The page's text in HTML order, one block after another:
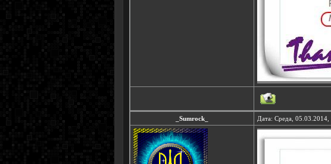
_Sumrock_ Дата: Среда,